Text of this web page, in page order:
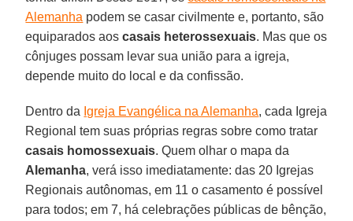
Alemanha podem se casar civilmente e, portanto, são
equiparados aoscasais heterossexuais. Mas que os
cônjuges possam levar sua união para a igreja,
depende muito do local e da confissão.
Dentro da Igreja Evangélica na Alemanha, cada Igreja
Regional tem suas próprias regras sobre como tratar
casais homossexuais. Quem olhar o mapa da
Alemanha, verá isso imediatamente: das 20 Igrejas
Regionais autônomas, em 11 o casamento é possível
para todos; em 7, há celebrações públicas de bênção,